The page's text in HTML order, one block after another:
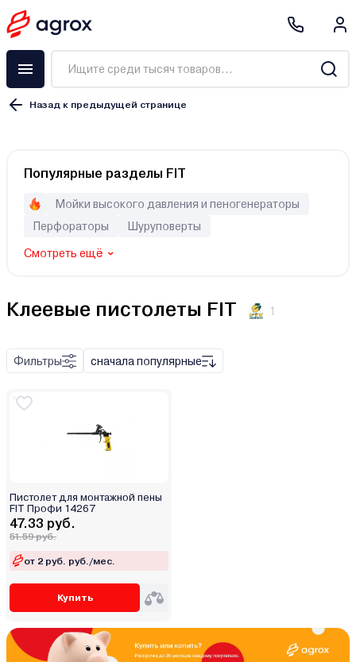
Назад к предыдущей странице
Популярные разделы FIT
Смотреть ещё
Мойки высокого давления и пеногенераторы
Перфораторы
Шуруповерты
Клеевые пистолеты FIT 1
Фильтры сначала популярные
Пистолет для монтажной пены
FIT Профи 14267
47.33 руб.
51.59 руб.
от 2 руб. руб./мес.
Купить